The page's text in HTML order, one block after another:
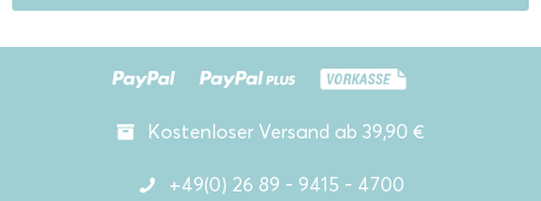
Kostenloser Versand ab 39,90 €
+49(0) 26 89 - 9415 - 4700